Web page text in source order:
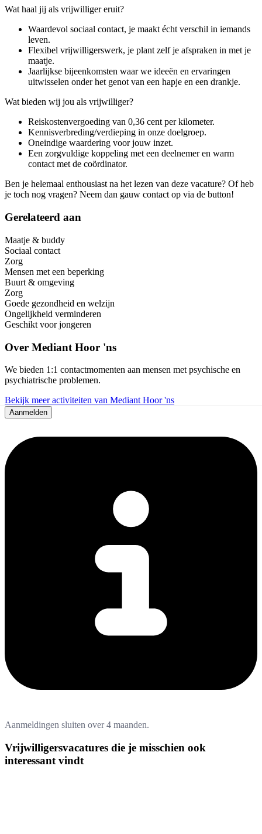
Wat haal jij als vrijwilliger eruit?
Waardevol sociaal contact, je maakt écht verschil in iemands
leven.
Flexibel vrijwilligerswerk, je plant zelf je afspraken in met je
maatje.
Jaarlijkse bijeenkomsten waar we ideeën en ervaringen
uitwisselen onder het genot van een hapje en een drankje.
Wat bieden wij jou als vrijwilliger?
Reiskostenvergoeding van 0,36 cent per kilometer.
Kennisverbreding/verdieping in onze doelgroep.
Oneindige waardering voor jouw inzet.
Een zorgvuldige koppeling met een deelnemer en warm
contact met de coördinator.
Ben je helemaal enthousiast na het lezen van deze vacature? Of heb
je toch nog vragen? Neem dan gauw contact op via de button!
Gerelateerd aan
Maatje & buddy
Sociaal contact
Zorg
Mensen met een beperking
Buurt & omgeving
Zorg
Goede gezondheid en welzijn
Ongelijkheid verminderen
Geschikt voor jongeren
Over Mediant Hoor 'ns
We bieden 1:1 contactmomenten aan mensen met psychische en
psychiatrische problemen.
Bekijk meer activiteiten van Mediant Hoor 'ns
Aanmelden
Aanmeldingen sluiten over 4 maanden.
Vrijwilligersvacatures die je misschien ook
interessant vindt